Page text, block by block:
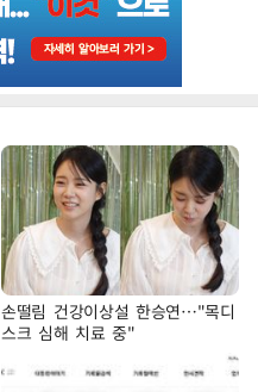
손떨림 건강이상설 한승연…"목디
스크 심해 치료 중"